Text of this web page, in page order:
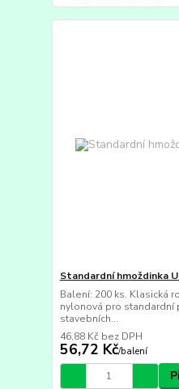
Standardní hmoždinka
Balení: 200 ks. Klasická
nylonová pro standardní
stavebních...
56,72 Kč/balení
46,88 Kč bez DPH